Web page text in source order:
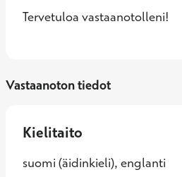
Tervetuloa vastaanotolleni!
Vastaanoton tiedot
Kielitaito
suomi (äidinkieli), englanti